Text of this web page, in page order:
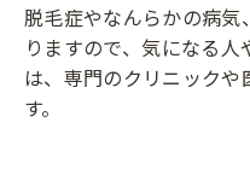
脱毛症やなんらかの病
りますので、気になる
は、専門のクリニック
す。